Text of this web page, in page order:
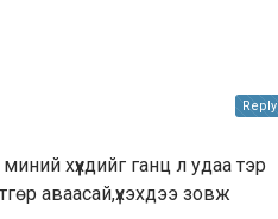
хүүхдийг ганц л удаа тэр
аваасай,үхэхдээ зовж
Reply